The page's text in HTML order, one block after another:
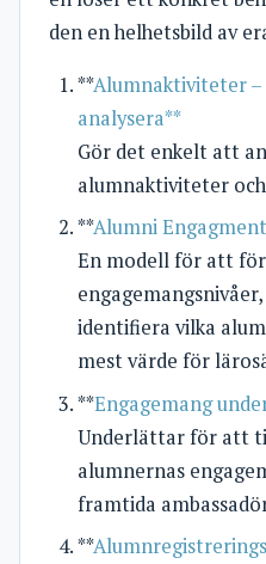
den en helhetsbild av
**Alumnaktiviteter
analysera**
Gör det enkelt att
alumnaktiviteter
**Alumni
En modell för att
identifiera vilka
mest värde för
**Engagemang
Underlättar för att
alumnernas
framtida
**